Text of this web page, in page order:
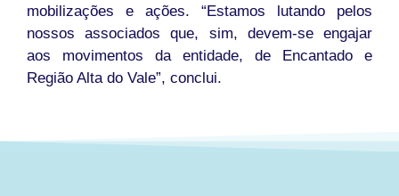
mobilizações e ações. “Estamos lutando pelos
nossos associados que, sim, devem-se engajar
aos movimentos da entidade, de Encantado e
Região Alta do Vale”, conclui.